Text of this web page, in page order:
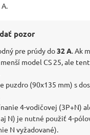
pozor
pre prúdy do32 A . Ak
model CS 25, ale
puzdro (90x135 mm) s
4-vodičovej (3P+N)
N) je nutné použiť 4-
N vyžadované).